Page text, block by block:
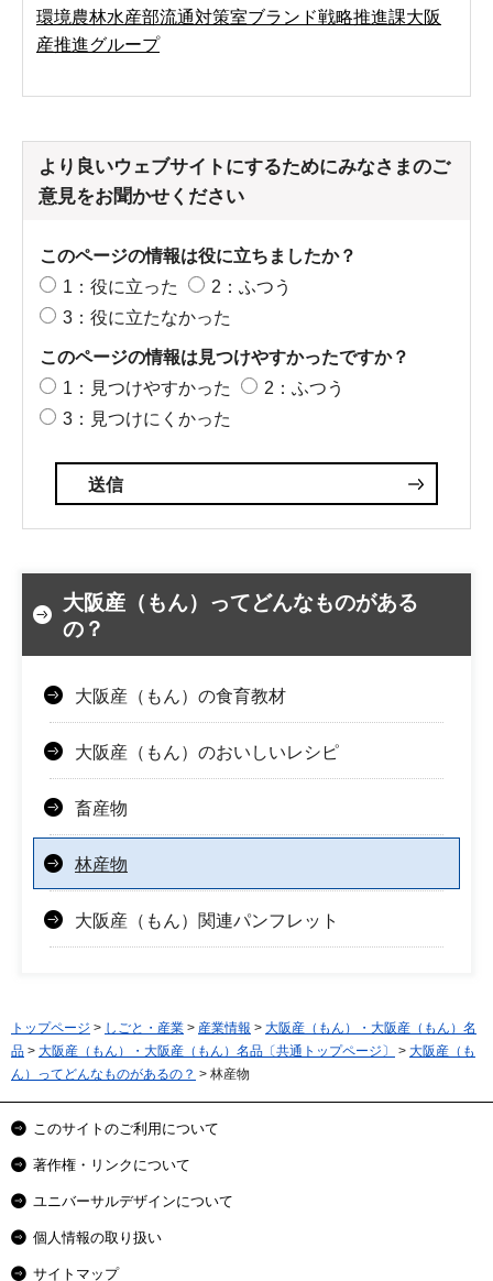
環境農林水産部流通対策室ブランド戦略推進課大阪
産推進グループ
より良いウェブサイトにするためにみなさまのご
意見をお聞かせください
このページの情報は役に立ちましたか？
1：役に立った
2：ふつう
3：役に立たなかった
このページの情報は見つけやすかったですか？
1：見つけやすかった
2：ふつう
3：見つけにくかった
大阪産（もん）ってどんなものがある
の？
大阪産（もん）の食育教材
大阪産（もん）のおいしいレシピ
畜産物
林産物
大阪産（もん）関連パンフレット
トップページ > しごと・産業 > 産業情報 > 大阪産（もん）・大阪産（もん）名
品 > 大阪産（もん）・大阪産（もん）名品〔共通トップページ〕 > 大阪産（も
ん）ってどんなものがあるの？ > 林産物
このサイトのご利用について
著作権・リンクについて
ユニバーサルデザインについて
個人情報の取り扱い
サイトマップ